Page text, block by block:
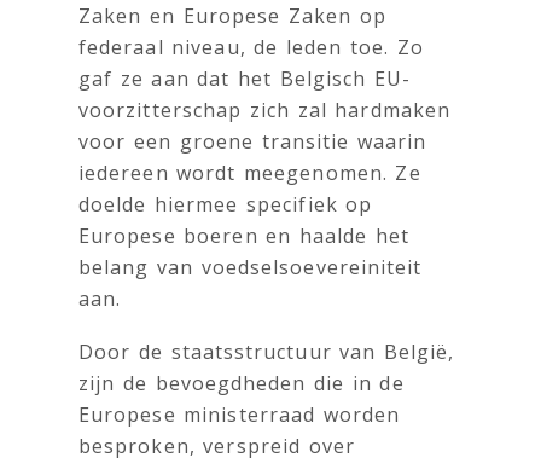
Zaken en Europese Zaken op
federaal niveau, de leden toe. Zo
gaf ze aan dat het Belgisch EU-
voorzitterschap zich zal hardmaken
voor een groene transitie waarin
iedereen wordt meegenomen. Ze
doelde hiermee specifiek op
Europese boeren en haalde het
belang van voedselsoevereiniteit
aan.
Door de staatsstructuur van België,
zijn de bevoegdheden die in de
Europese ministerraad worden
besproken, verspreid over